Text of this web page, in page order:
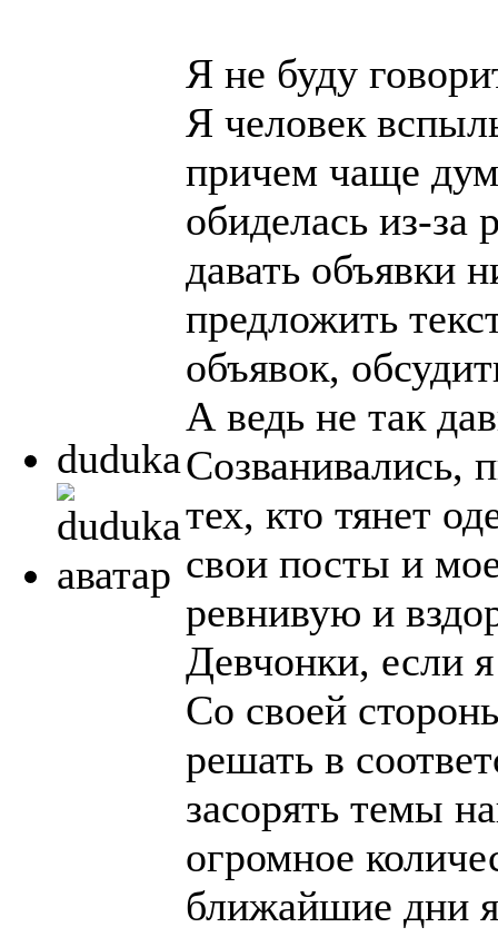
duduka
Я не буду
Я человек
причем чаще
обиделась из-за
давать объявки
предложить
объявок,
А ведь не так
Созванивались,
тех, кто тянет
свои посты и
ревнивую и
Девчонки, если
Со своей
решать в
засорять темы
огромное
ближайшие дни